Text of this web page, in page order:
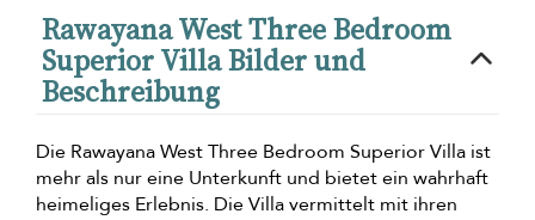
Rawayana West Three Bedroom
Superior Villa Bilder und
Beschreibung
Die Rawayana West Three Bedroom Superior Villa ist
mehr als nur eine Unterkunft und bietet ein wahrhaft
heimeliges Erlebnis. Die Villa vermittelt mit ihren